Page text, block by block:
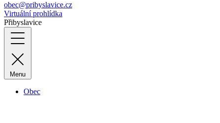
obec@pribyslavice.cz
Virtuální prohlídka
Přibyslavice
Menu
Obec